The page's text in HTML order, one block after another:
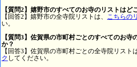
【質問2】嬉野市のすべてのお寺のリストはど
【回答2】嬉野市の全寺院リストは、
こちらの
い。
【質問3】佐賀県の市町村ごとのすべてのお寺
か？
【回答3】佐賀県の市町村ごとの全寺院リストは
ク してください。